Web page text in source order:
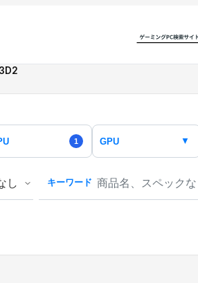
1 GPU ▼
キーワード